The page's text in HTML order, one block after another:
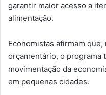
garantir maior acesso a
alimentação.
Economistas afirmam
orçamentário, o programa
movimentação da
em pequenas cidades.